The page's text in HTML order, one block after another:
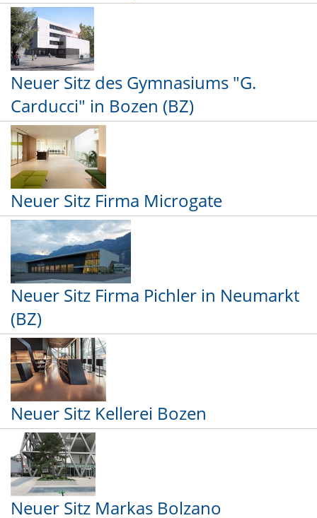
Neuer Sitz des Gymnasiums "G.
Carducci" in Bozen (BZ)
Neuer Sitz Firma Microgate
Neuer Sitz Firma Pichler in Neumarkt
(BZ)
Neuer Sitz Kellerei Bozen
Neuer Sitz Markas Bolzano